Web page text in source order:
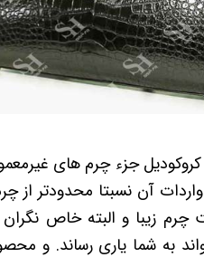
کروکودیل جزء چرم های
آن نسبتا محدودتر از
زیبا و البته خاص
به شما یاری رساند. و